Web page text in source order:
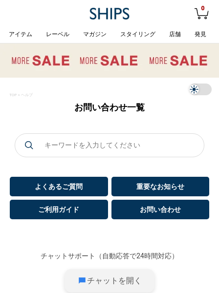
0
アイテム レーベル マガジン スタイリング 店舗 発見
TOP> ヘルプ
お問い合わせ一覧
よくあるご質問 重要なお知らせ
ご利用ガイド お問い合わせ
チャットサポート（自動応答で24時間対応）
チャットを開く